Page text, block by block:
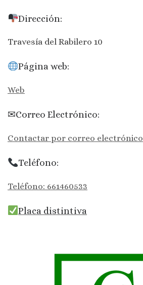
Dirección:
Travesía del Rabilero 10
Página web:
Web
✉Correo Electrónico:
Contactar por correo electrónico
Teléfono:
Teléfono: 661460533
Placa distintiva